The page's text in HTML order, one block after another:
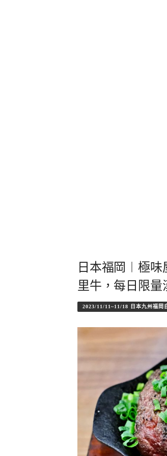
日本福岡︱極
里牛，每日限
2023/11/11~11/18 日本九州福岡